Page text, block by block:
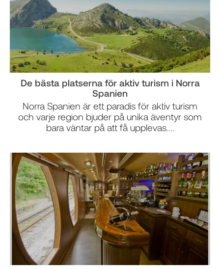
De bästa platserna för aktiv turism i Norra
Spanien
Norra Spanien är ett paradis för aktiv turism
och varje region bjuder på unika äventyr som
bara väntar på att få upplevas....